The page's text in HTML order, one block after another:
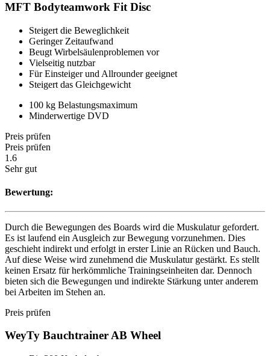
MFT Bodyteamwork Fit Disc
Steigert die Beweglichkeit
Geringer Zeitaufwand
Beugt Wirbelsäulenproblemen vor
Vielseitig nutzbar
Für Einsteiger und Allrounder geeignet
Steigert das Gleichgewicht
100 kg Belastungsmaximum
Minderwertige DVD
Preis prüfen
Preis prüfen
1.6
Sehr gut
Bewertung:
Durch die Bewegungen des Boards wird die Muskulatur gefordert.
Es ist laufend ein Ausgleich zur Bewegung vorzunehmen. Dies
geschieht indirekt und erfolgt in erster Linie an Rücken und Bauch.
Auf diese Weise wird zunehmend die Muskulatur gestärkt. Es stellt
keinen Ersatz für herkömmliche Trainingseinheiten dar. Dennoch
bieten sich die Bewegungen und indirekte Stärkung unter anderem
bei Arbeiten im Stehen an.
Preis prüfen
WeyTy Bauchtrainer AB Wheel